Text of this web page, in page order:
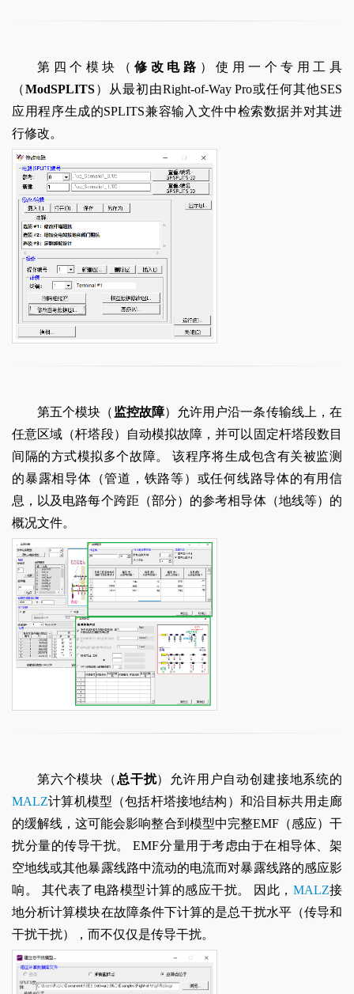
第四个模块（修改电路 ）使用一个专用工具
（ModSPLITS）从最初由Right-of-Way Pro或任何其他SES
应用程序生成的SPLITS兼容输入文件中检索数据并对其进
行修改。
第五个模块（ 监控故障）允许用户沿一条传输线上，在
任意区域（杆塔段）自动模拟故障，并可以固定杆塔段数目
间隔的方式模拟多个故障。 该程序将生成包含有关被监测
的暴露相导体（管道，铁路等）或任何线路导体的有用信
息，以及电路每个跨距（部分）的参考相导体（地线等）的
概况文件。
第六个模块（总干扰）允许用户自动创建接地系统的
MALZ计算机模型（包括杆塔接地结构）和沿目标共用走廊
的缓解线，这可能会影响整合到模型中完整EMF（感应）干
扰分量的传导干扰。 EMF分量用于考虑由于在相导体、架
空地线或其他暴露线路中流动的电流而对暴露线路的感应影
响。 其代表了电路模型计算的感应干扰。 因此， MALZ接
地分析计算模块在故障条件下计算的是总干扰水平（传导和
干扰干扰），而不仅仅是传导干扰。